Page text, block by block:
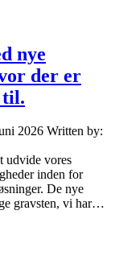
nye
der er
til.
2026 Written by:
udvide vores
inden for
De nye
gravsten, vi har…